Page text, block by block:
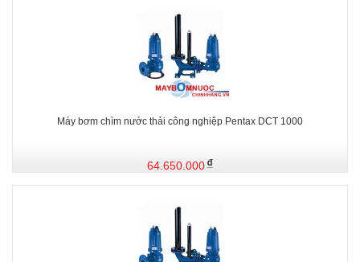
Máy bơm chìm nước thải công nghiệp Pentax DCT 1000
64.650.000